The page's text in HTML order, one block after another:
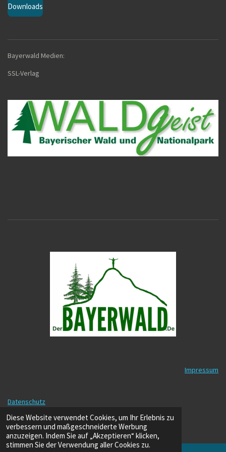
Diese Website verwendet Cookies, um Ihr Erlebnis zu
verbessern und maßgeschneiderte Werbung
anzuzeigen. Indem Sie auf „Akzeptieren“ klicken,
stimmen Sie der Verwendung aller Cookies zu.
Downloads
Bayerwald Medien:
SSL-Verlag
Impressum
Datenschutz
Mit Unterstützung von Webador